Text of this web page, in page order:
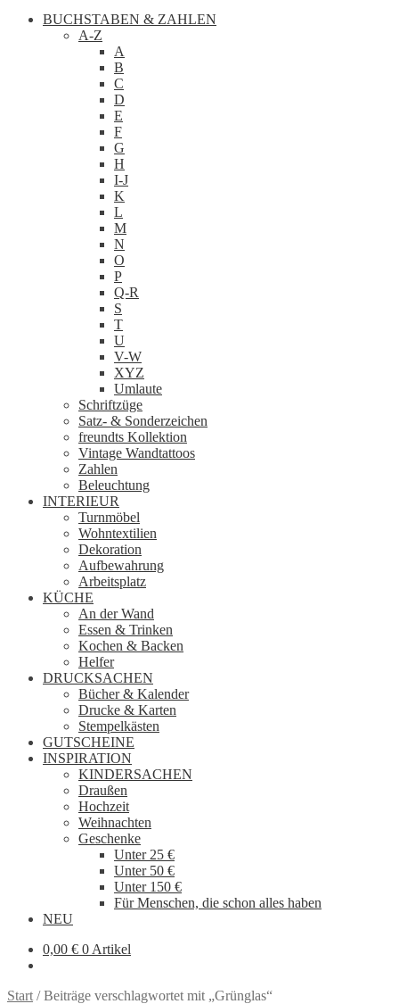
BUCHSTABEN & ZAHLEN
A-Z
A
B
C
D
E
F
G
H
I-J
K
L
M
N
O
P
Q-R
S
T
U
V-W
XYZ
Umlaute
Schriftzüge
Satz- & Sonderzeichen
freundts Kollektion
Vintage Wandtattoos
Zahlen
Beleuchtung
INTERIEUR
Turnmöbel
Wohntextilien
Dekoration
Aufbewahrung
Arbeitsplatz
KÜCHE
An der Wand
Essen & Trinken
Kochen & Backen
Helfer
DRUCKSACHEN
Bücher & Kalender
Drucke & Karten
Stempelkästen
GUTSCHEINE
INSPIRATION
KINDERSACHEN
Draußen
Hochzeit
Weihnachten
Geschenke
Unter 25 €
Unter 50 €
Unter 150 €
Für Menschen, die schon alles haben
NEU
0,00 € 0 Artikel
Start /Beiträge verschlagwortet mit „Grünglas“